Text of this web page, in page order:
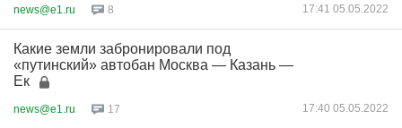
news@e1.ru 8 17:41 05.05.2022
Какие земли забронировали под
«путинский» автобан Москва — Казань —
Ек
news@e1.ru 17 17:40 05.05.2022